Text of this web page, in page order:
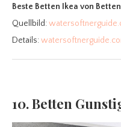
Beste Betten Ikea von
Quellbild:
Details:
10. Betten